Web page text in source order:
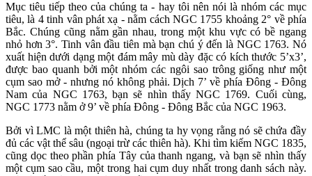
Mục tiêu tiếp theo của chúng ta - hay tôi nên nói là nhóm các mục
tiêu, là 4 tinh vân phát xạ - nằm cách NGC 1755 khoảng 2° về phía
Bắc. Chúng cũng nằm gần nhau, trong một khu vực có bề ngang
nhỏ hơn 3°. Tinh vân đầu tiên mà bạn chú ý đến là NGC 1763. Nó
xuất hiện dưới dạng một đám mây mù dày đặc có kích thước 5’x3’,
được bao quanh bởi một nhóm các ngôi sao trông giống như một
cụm sao mở - nhưng nó không phải. Dịch 7’ về phía Đông - Đông
Nam của NGC 1763, bạn sẽ nhìn thấy NGC 1769. Cuối cùng,
NGC 1773 nằm ở 9’ về phía Đông - Đông Bắc của NGC 1963.
Bởi vì LMC là một thiên hà, chúng ta hy vọng rằng nó sẽ chứa đầy
đủ các vật thể sâu (ngoại trừ các thiên hà). Khi tìm kiếm NGC 1835,
cũng dọc theo phần phía Tây của thanh ngang, và bạn sẽ nhìn thấy
một cụm sao cầu, một trong hai cụm duy nhất trong danh sách này.